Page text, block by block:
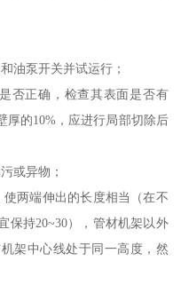
油泵开关并试运行；
否正确，检查其表面是否有
厚的10%，应进行局部切除后
或异物；
两端伸出的长度相当（在不
保持20~30），管材机架以外
架中心线处于同一高度，然